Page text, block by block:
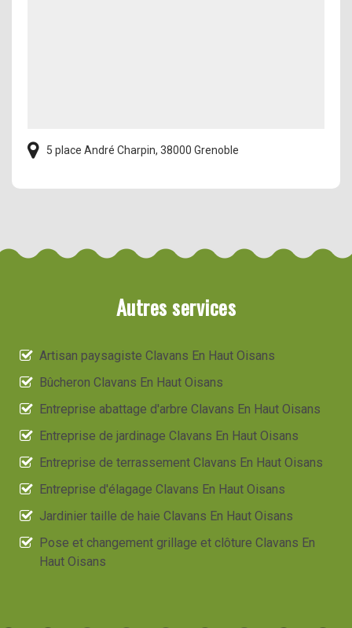
5 place André Charpin, 38000 Grenoble
Autres services
Artisan paysagiste Clavans En Haut Oisans
Bûcheron Clavans En Haut Oisans
Entreprise abattage d'arbre Clavans En Haut Oisans
Entreprise de jardinage Clavans En Haut Oisans
Entreprise de terrassement Clavans En Haut Oisans
Entreprise d'élagage Clavans En Haut Oisans
Jardinier taille de haie Clavans En Haut Oisans
Pose et changement grillage et clôture Clavans En
Haut Oisans